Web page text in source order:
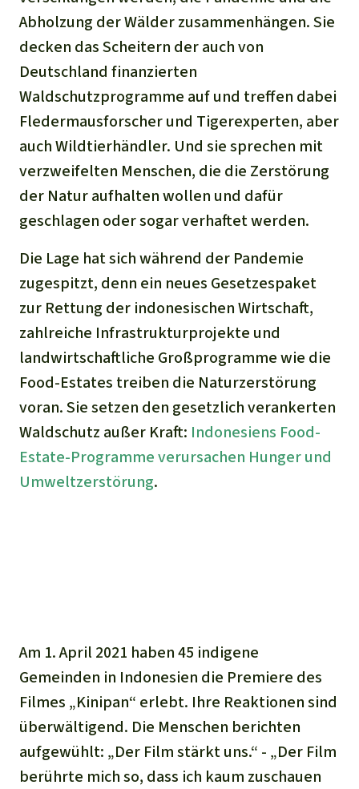
Abholzung der Wälder zusammenhängen. Sie
decken das Scheitern der auch von
Deutschland finanzierten
Waldschutzprogramme auf und treffen dabei
Fledermausforscher und Tigerexperten, aber
auch Wildtierhändler. Und sie sprechen mit
verzweifelten Menschen, die die Zerstörung
der Natur aufhalten wollen und dafür
geschlagen oder sogar verhaftet werden.
Die Lage hat sich während der Pandemie
zugespitzt, denn ein neues Gesetzespaket
zur Rettung der indonesischen Wirtschaft,
zahlreiche Infrastrukturprojekte und
landwirtschaftliche Großprogramme wie die
Food-Estates treiben die Naturzerstörung
voran. Sie setzen den gesetzlich verankerten
Waldschutz außer Kraft: Indonesiens Food-
Estate-Programme verursachen Hunger und
Umweltzerstörung.
Am 1. April 2021 haben 45 indigene
Gemeinden in Indonesien die Premiere des
Filmes „Kinipan“ erlebt. Ihre Reaktionen sind
überwältigend. Die Menschen berichten
aufgewühlt: „Der Film stärkt uns.“ - „Der Film
berührte mich so, dass ich kaum zuschauen